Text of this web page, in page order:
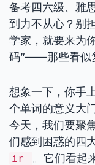
备考四六级、雅
到力不从心？别
学家，就要来为
码”——那些看似
想象一下，你手
个单词的意义大
今天，我们要聚
们感到困惑的四
ir- 。它们看起